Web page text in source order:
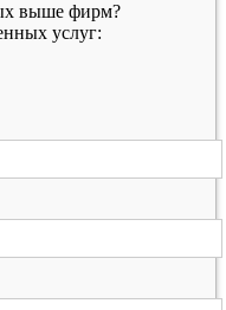
выше фирм?
услуг: